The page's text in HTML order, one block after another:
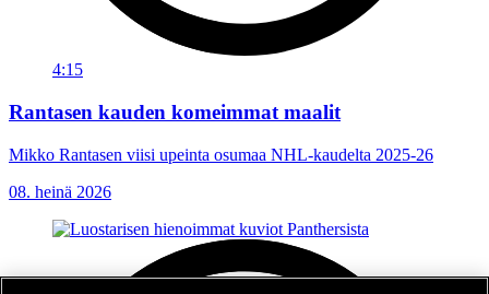
4:15
Rantasen kauden komeimmat maalit
Mikko Rantasen viisi upeinta osumaa NHL-kaudelta 2025-26
08. heinä 2026